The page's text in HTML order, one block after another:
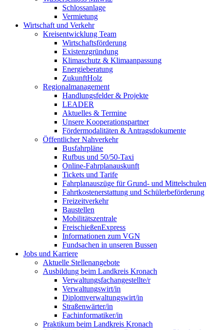
Schlossanlage
Vermietung
Wirtschaft und Verkehr
Kreisentwicklung Team
Wirtschaftsförderung
Existenzgründung
Klimaschutz & Klimaanpassung
Energieberatung
ZukunftHolz
Regionalmanagement
Handlungsfelder & Projekte
LEADER
Aktuelles & Termine
Unsere Kooperationspartner
Fördermodalitäten & Antragsdokumente
Öffentlicher Nahverkehr
Busfahrpläne
Rufbus und 50/50-Taxi
Online-Fahrplanauskunft
Tickets und Tarife
Fahrplanauszüge für Grund- und Mittelschulen
Fahrtkostenerstattung und Schülerbeförderung
Freizeitverkehr
Baustellen
Mobilitätszentrale
FreischießenExpress
Informationen zum VGN
Fundsachen in unseren Bussen
Jobs und Karriere
Aktuelle Stellenangebote
Ausbildung beim Landkreis Kronach
Verwaltungsfachangestellte/r
Verwaltungswirt/in
Diplomverwaltungswirt/in
Straßenwärter/in
Fachinformatiker/in
Praktikum beim Landkreis Kronach